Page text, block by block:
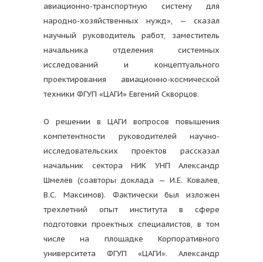
авиационно-транспортную систему для
народно-хозяйственных нужд», — сказал
научный руководитель работ, заместитель
начальника отделения системных
исследований и концептуального
проектирования авиационно-космической
техники ФГУП «ЦАГИ» Евгений Скворцов.
О решении в ЦАГИ вопросов повышения
компетентности руководителей научно-
исследовательских проектов рассказал
начальник сектора НИК УНП Александр
Шмелёв (соавторы доклада — И.Е. Ковалев,
В.С. Максимов). Фактически был изложен
трехлетний опыт института в сфере
подготовки проектных специалистов, в том
числе на площадке Корпоративного
университета ФГУП «ЦАГИ». Александр